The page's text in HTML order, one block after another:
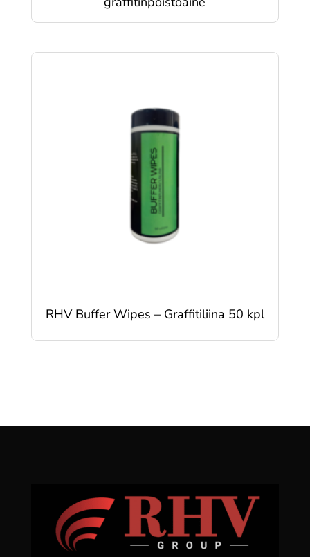
RHV Buffer Wipes – Graffitiliina 50 kpl